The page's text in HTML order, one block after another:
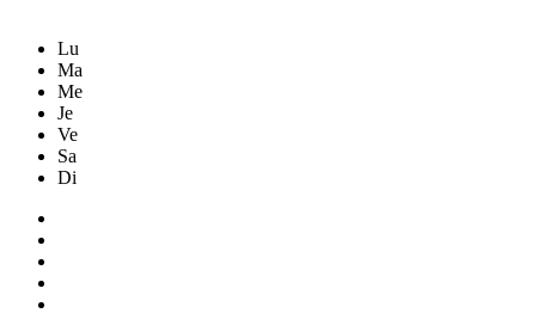
Lu
Ma
Me
Je
Ve
Sa
Di